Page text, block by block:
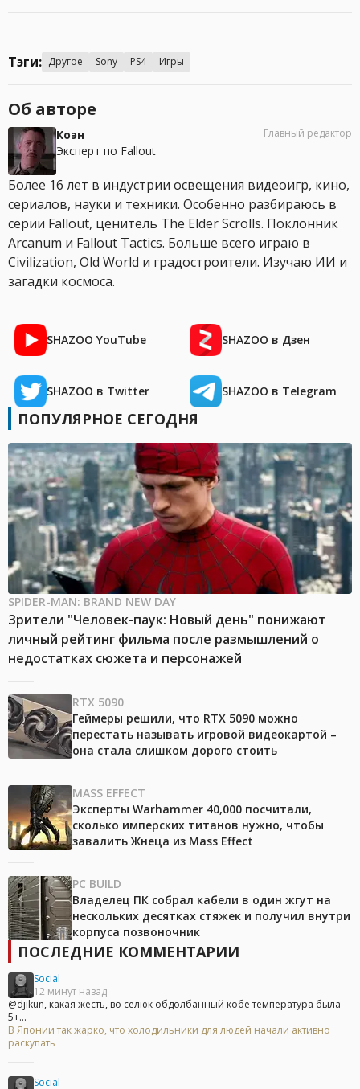
Тэги: Другое Sony PS4 Игры
Об авторе
Коэн
Эксперт по Fallout
Главный редактор
Более 16 лет в индустрии освещения видеоигр, кино,
сериалов, науки и техники. Особенно разбираюсь в
серии Fallout, ценитель The Elder Scrolls. Поклонник
Arcanum и Fallout Tactics. Больше всего играю в
Civilization, Old World и градостроители. Изучаю ИИ и
загадки космоса.
SHAZOO YouTube SHAZOO в Дзен
SHAZOO в Twitter SHAZOO в Telegram
ПОПУЛЯРНОЕ СЕГОДНЯ
SPIDER-MAN: BRAND NEW DAY
Зрители "Человек-паук: Новый день" понижают
личный рейтинг фильма после размышлений о
недостатках сюжета и персонажей
RTX 5090
Геймеры решили, что RTX 5090 можно
перестать называть игровой видеокартой –
она стала слишком дорого стоить
MASS EFFECT
Эксперты Warhammer 40,000 посчитали,
сколько имперских титанов нужно, чтобы
завалить Жнеца из Mass Effect
PC BUILD
Владелец ПК собрал кабели в один жгут на
нескольких десятках стяжек и получил внутри
корпуса позвоночник
ПОСЛЕДНИЕ КОММЕНТАРИИ
Social
12 минут назад
@djikun, какая жесть, во селюк обдолбанный кобе температура была
5+...
В Японии так жарко, что холодильники для людей начали активно
раскупать
Social